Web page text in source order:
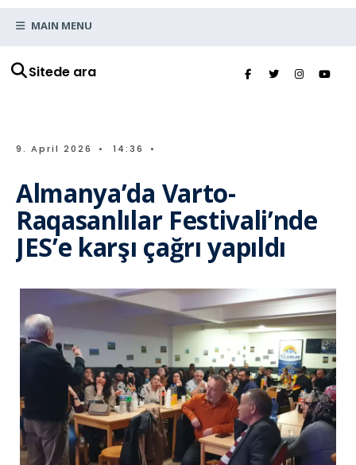
Sitede ara
MAIN MENU
9. April 2026 • 14:36 •
Almanya’da Varto-
Raqasanlılar Festivali’nde
JES’e karşı çağrı yapıldı